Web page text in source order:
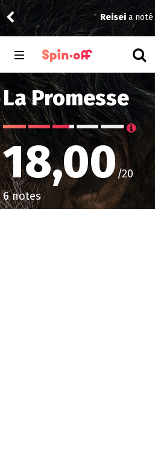
Reisei a noté11à Parks and
La Promesse
18,00/20
6 notes